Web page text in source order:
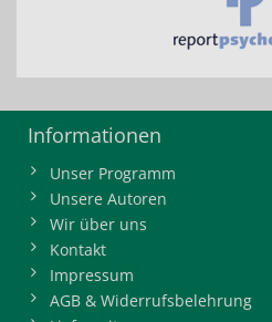
Informationen
Unser Programm
Unsere Autoren
Wir über uns
Kontakt
Impressum
AGB & Widerrufsbelehrung